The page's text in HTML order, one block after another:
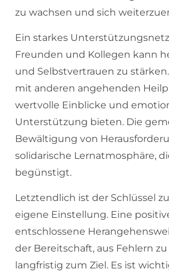
zu wachsen und sich
Ein starkes
Freunden und Kollegen kann
und Selbstvertrauen zu
mit anderen angehenden
wertvolle Einblicke und
Unterstützung bieten. Die
Bewältigung von
solidarische Lernatmosphäre,
begünstigt.
Letztendlich ist der Schlüssel
eigene Einstellung. Eine
entschlossene
der Bereitschaft, aus Fehlern
langfristig zum Ziel. Es ist